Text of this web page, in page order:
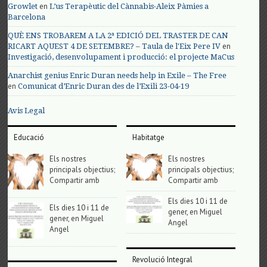
Growlet enL’us Terapèutic del Cànnabis-Aleix Pàmies a
Barcelona
QUÈ ENS TROBAREM A LA 2ª EDICIÓ DEL TRASTER DE CAN
RICART AQUEST 4 DE SETEMBRE? – Taula de l'Eix Pere IV en
Investigació, desenvolupament i producció: el projecte MaCus
Anarchist genius Enric Duran needs help in Exile – The Free
enComunicat d’Enric Duran des de l’Exili 23-04-19
Avis Legal
Educació
Els nostres
principals objectius;
Compartir amb
Els dies 10 i 11 de
gener, en Miguel
Angel
Habitatge
Els nostres
principals objectius;
Compartir amb
Els dies 10 i 11 de
gener, en Miguel
Angel
Revolució Integral